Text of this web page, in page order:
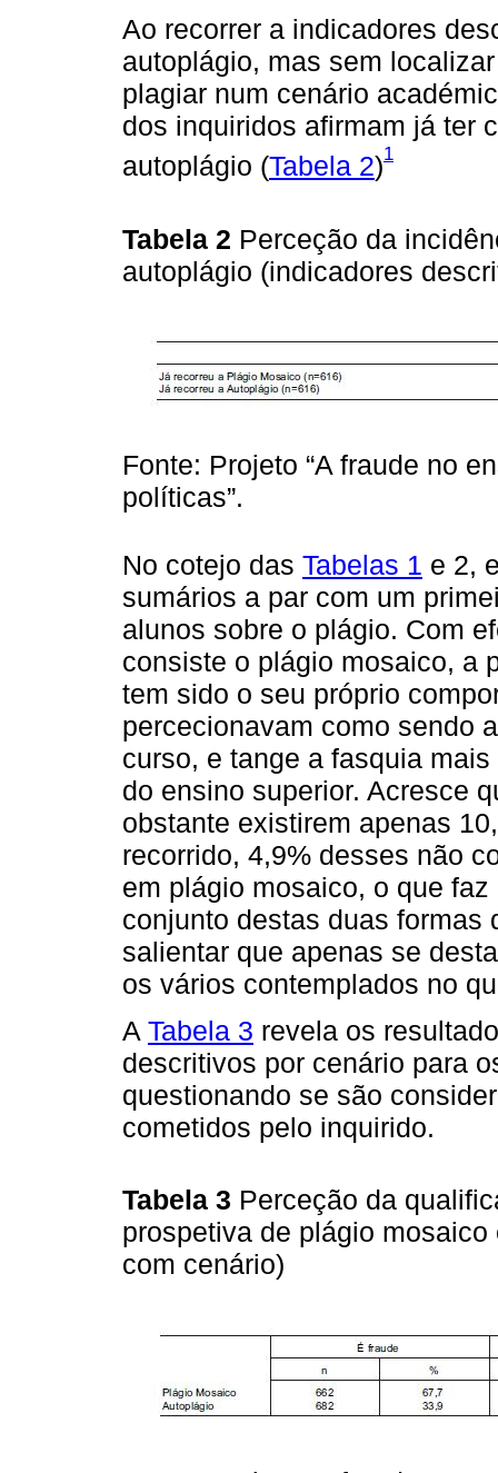
Ao recorrer a indicadores
autoplágio, mas sem
plagiar num cenário
dos inquiridos afirmam já ter
autoplágio (Tabela 2)1
Tabela 2 Perceção da
autoplágio (indicadores
Fonte: Projeto “A fraude no
políticas”.
No cotejo das Tabelas 1 e 2,
sumários a par com um
alunos sobre o plágio. Com
consiste o plágio mosaico, a
tem sido o seu próprio
percecionavam como sendo
curso, e tange a fasquia
do ensino superior. Acresce
obstante existirem apenas
recorrido, 4,9% desses não
em plágio mosaico, o que
conjunto destas duas formas
salientar que apenas se
os vários contemplados no
A Tabela 3 revela os
descritivos por cenário para
questionando se são
cometidos pelo inquirido.
Tabela 3 Perceção da
prospetiva de plágio
com cenário)